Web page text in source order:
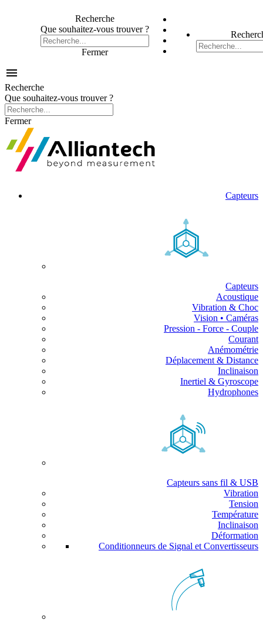
Recherche
Que souhaitez-vous trouver ?
Fermer

Recherche
Que souhaitez-vous trouver ?
Fermer
Capteurs
Capteurs
Acoustique
Vibration & Choc
Vision • Caméras
Pression - Force - Couple
Courant
Anémométrie
Déplacement & Distance
Inclinaison
Inertiel & Gyroscope
Hydrophones
Capteurs sans fil & USB
Vibration
Tension
Température
Inclinaison
Déformation
Conditionneurs de Signal et Convertisseurs